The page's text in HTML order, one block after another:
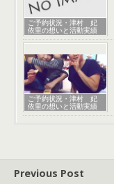
ご予約状況・津村 妃
依里の想いと活動実績
ご予約状況・津村 妃
依里の想いと活動実績
Previous Post